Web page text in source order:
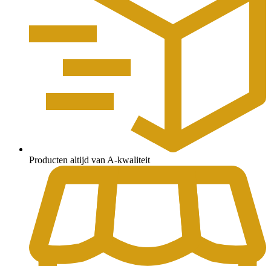
Producten altijd van A-kwaliteit